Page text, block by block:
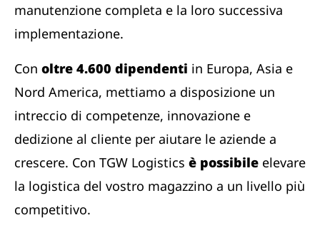
manutenzione completa e la loro successiva
implementazione.
Con oltre 4.600 dipendenti in Europa, Asia e
Nord America, mettiamo a disposizione un
intreccio di competenze, innovazione e
dedizione al cliente per aiutare le aziende a
crescere. Con TGW Logistics è possibile elevare
la logistica del vostro magazzino a un livello più
competitivo.